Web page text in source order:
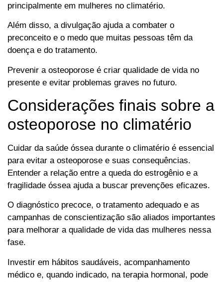
principalmente em mulheres no climatério.
Além disso, a divulgação ajuda a combater o
preconceito e o medo que muitas pessoas têm da
doença e do tratamento.
Prevenir a osteoporose é criar qualidade de vida no
presente e evitar problemas graves no futuro.
Considerações finais sobre a
osteoporose no climatério
Cuidar da saúde óssea durante o climatério é essencial
para evitar a osteoporose e suas consequências.
Entender a relação entre a queda do estrogênio e a
fragilidade óssea ajuda a buscar prevenções eficazes.
O diagnóstico precoce, o tratamento adequado e as
campanhas de conscientização são aliados importantes
para melhorar a qualidade de vida das mulheres nessa
fase.
Investir em hábitos saudáveis, acompanhamento
médico e, quando indicado, na terapia hormonal, pode